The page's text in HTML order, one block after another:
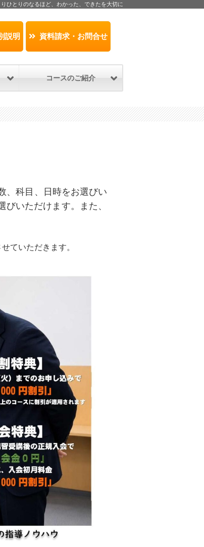
ひとりのなるほど、わかった、できたを大切に
説明 資料請求・お問合せ
コースのご紹介
、科目、日時をお選びい
いただけます。また、
せていただきます。